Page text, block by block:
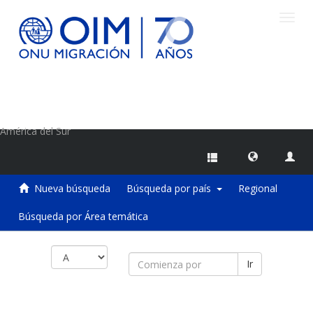
América del Sur
Nueva búsqueda Búsqueda por país Regional
Búsqueda por Área temática
Ir